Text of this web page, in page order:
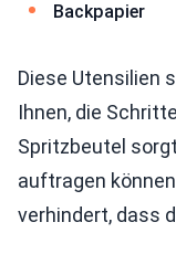
Backpapier
Diese Utensilien
Ihnen, die
Spritzbeutel
auftragen
verhindert, dass